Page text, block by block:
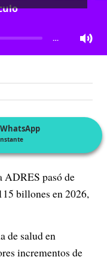
…
ADRES pasó de
billones en 2026,
de salud en
incrementos de